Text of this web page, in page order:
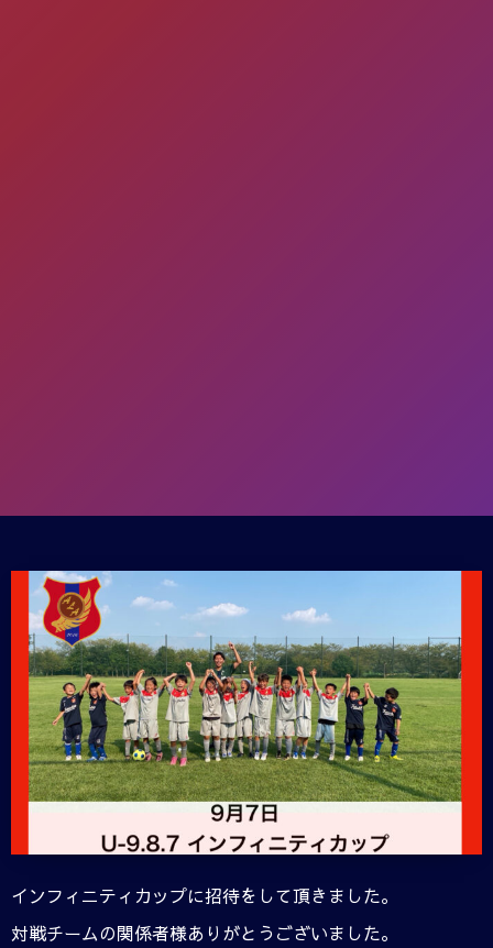
インフィニティカップに招待をして頂きました。
対戦チームの関係者様ありがとうございました。